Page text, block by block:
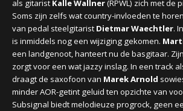
als gitarist Kalle Wallner(RPWL) zich met de
Soms zijn zelfs wat country-invloeden te
van pedal steelgitarist Dietmar Waechtler.
is inmiddels nog een wijziging gekomen.
een landgenoot, hanteert nu de basgitaar.
zorgt voor een wat jazzy inslag. In een track
draagt de saxofoon van Marek Arnold
minder AOR-getint geluid ten opzichte van
Subsignal biedt melodieuze progrock, geen